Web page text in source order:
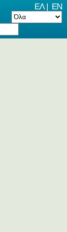
ΕΛ| EN